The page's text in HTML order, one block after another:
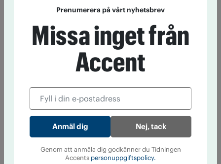
Prenumerera på vårt nyhetsbrev
Missa inget från
Accent
Nej, tack
Genom att anmäla dig godkänner du Tidningen
Accents personuppgiftspolicy.